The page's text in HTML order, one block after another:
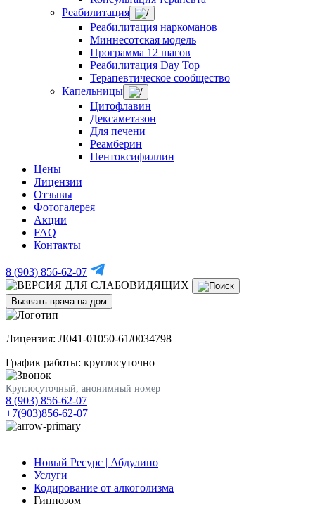
Реабилитация
Реабилитация наркоманов
Миннесотская модель
Программа 12 шагов
Реабилитация Day Top
Терапевтическое сообщество
Капельницы
Цитофлавин
Дексаметазон
Для печени
Реамберин
Пентоксифиллин
Цены
Лицензии
Отзывы
Фотогалерея
Акции
FAQ
Контакты
8 (903) 856-62-07
Вызвать врача на дом
Лицензия: Л041-01050-61/0034798
График работы: круглосуточно
Круглосуточный, анонимный номер
8 (903) 856-62-07
+7(903)856-62-07
Новый Ресурс | Абдулино
Услуги
Кодирование от алкоголизма
Гипнозом